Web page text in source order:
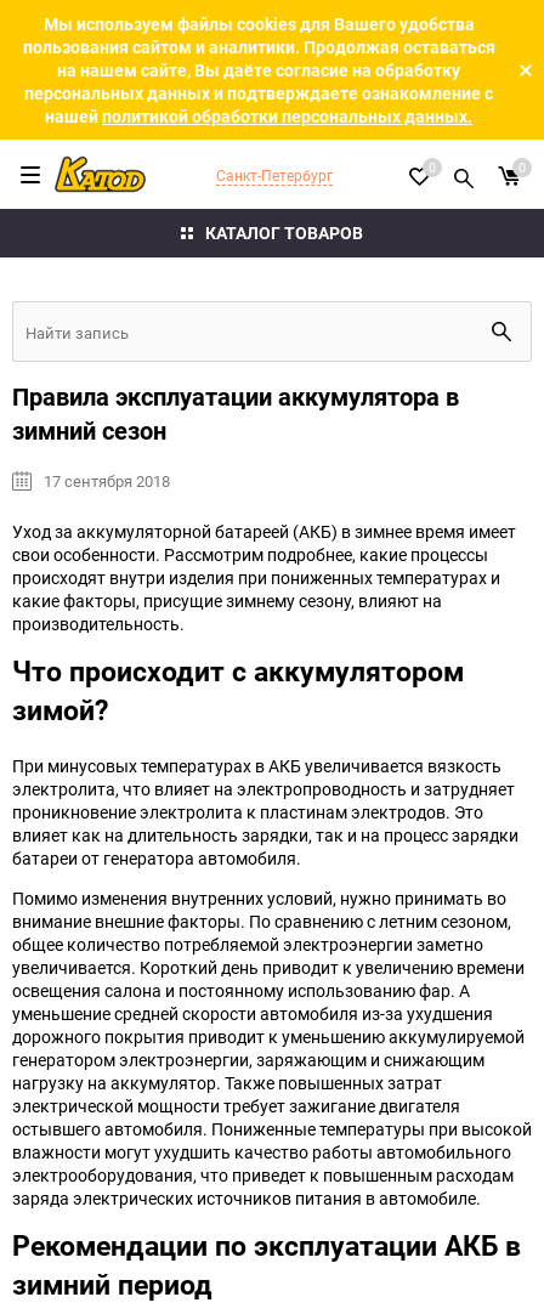
Мы используем файлы cookies для Вашего удобства
пользования сайтом и аналитики. Продолжая оставаться
на нашем сайте, Вы даёте согласие на обработку
персональных данных и подтверждаете ознакомление с
нашейполитикой обработки персональных данных.
КАТАЛОГ ТОВАРОВ
Санкт-Петербург 0 0
Правила эксплуатации аккумулятора в
зимний сезон
17 сентября 2018
Уход за аккумуляторной батареей (АКБ) в зимнее время имеет
свои особенности. Рассмотрим подробнее, какие процессы
происходят внутри изделия при пониженных температурах и
какие факторы, присущие зимнему сезону, влияют на
производительность.
Что происходит с аккумулятором
зимой?
При минусовых температурах в АКБ увеличивается вязкость
электролита, что влияет на электропроводность и затрудняет
проникновение электролита к пластинам электродов. Это
влияет как на длительность зарядки, так и на процесс зарядки
батареи от генератора автомобиля.
Помимо изменения внутренних условий, нужно принимать во
внимание внешние факторы. По сравнению с летним сезоном,
общее количество потребляемой электроэнергии заметно
увеличивается. Короткий день приводит к увеличению времени
освещения салона и постоянному использованию фар. А
уменьшение средней скорости автомобиля из-за ухудшения
дорожного покрытия приводит к уменьшению аккумулируемой
генератором электроэнергии, заряжающим и снижающим
нагрузку на аккумулятор. Также повышенных затрат
электрической мощности требует зажигание двигателя
остывшего автомобиля. Пониженные температуры при высокой
влажности могут ухудшить качество работы автомобильного
электрооборудования, что приведет к повышенным расходам
заряда электрических источников питания в автомобиле.
Рекомендации по эксплуатации АКБ в
зимний период